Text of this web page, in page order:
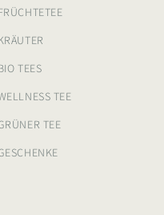
TEES
TEE
TEE